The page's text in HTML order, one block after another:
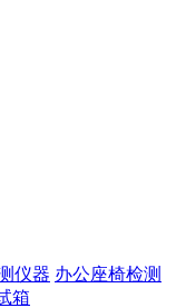
仪器 办公座椅检测
箱